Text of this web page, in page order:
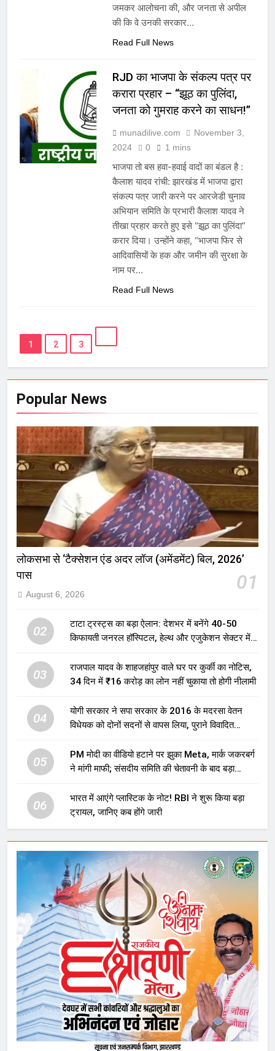
जमकर आलोचना की, और जनता से अपील
की कि वे उनकी सरकार…
Read Full News
RJD का भाजपा के संकल्प पत्र पर
करारा प्रहार – “झूठ का पुलिंदा,
जनता को गुमराह करने का साधन!”
munadilive.com
November 3,
2024
0 1 mins
भाजपा तो बस हवा-हवाई वादों का बंडल है :
कैलाश यादव रांची: झारखंड में भाजपा द्वारा
संकल्प पत्र जारी करने पर आरजेडी चुनाव
अभियान समिति के प्रभारी कैलाश यादव ने
तीखा प्रहार करते हुए इसे “झूठ का पुलिंदा”
करार दिया। उन्होंने कहा, “भाजपा फिर से
आदिवासियों के हक और जमीन की सुरक्षा के
नाम पर…
Read Full News
1 2 3
Popular News
लोकसभा से ‘टैक्सेशन एंड अदर लॉज (अमेंडमेंट) बिल, 2026’
पास
01
August 6, 2026
02
टाटा ट्रस्ट्स का बड़ा ऐलान: देशभर में बनेंगे 40-50
किफायती जनरल हॉस्पिटल, हेल्थ और एजुकेशन सेक्टर में
03
राजपाल यादव के शाहजहांपुर वाले घर पर कुर्की का नोटिस,
34 दिन में ₹16 करोड़ का लोन नहीं चुकाया तो होगी नीलामी
04
योगी सरकार ने सपा सरकार के 2016 के मदरसा वेतन
विधेयक को दोनों सदनों से वापस लिया, पुराने विवादित
05
PM मोदी का वीडियो हटाने पर झुका Meta, मार्क जकरबर्ग
ने मांगी माफी; संसदीय समिति की चेतावनी के बाद बड़ा
06
भारत में आएंगे प्लास्टिक के नोट! RBI ने शुरू किया बड़ा
ट्रायल, जानिए कब होंगे जारी